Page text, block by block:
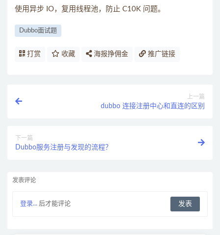
使用异步 IO，复用线程池，防止 C10K 问题。
Dubbo面试题
打赏 收藏 海报挣佣金 推广链接
上一篇
dubbo 连接注册中心和直连的区别
下一篇
Dubbo服务注册与发现的流程？
发表评论
登录... 后才能评论